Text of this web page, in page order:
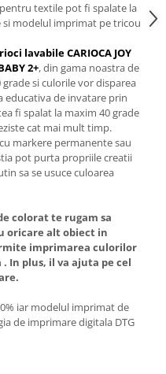
textile pot fi spalate la
si modelul imprimat pe tricou
lavabile CARIOCA JOY
2+, din gama noastra de
si culorile vor disparea
educativa de invatare prin
fi spalat la maxim 40 grade
cat mai mult timp.
markere permanente sau
pot purta propriile creatii
sa se usuce culoarea
colorat te rugam sa
oricare alt obiect in
imprimarea culorilor
In plus, il va ajuta pe cel
iar modelul imprimat de
de imprimare digitala DTG